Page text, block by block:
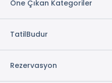
Öne Çıkan Kategoriler
TatilBudur
Rezervasyon